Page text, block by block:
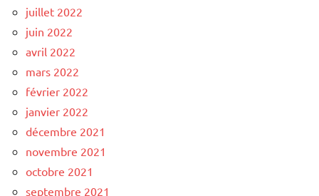
juillet 2022
juin 2022
avril 2022
mars 2022
février 2022
janvier 2022
décembre 2021
novembre 2021
octobre 2021
septembre 2021